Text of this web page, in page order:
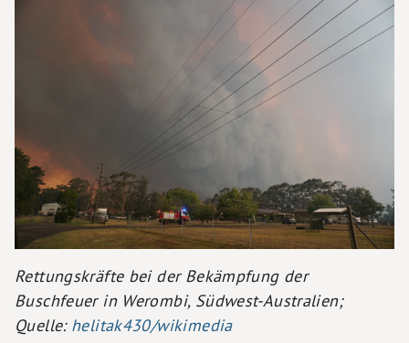
Rettungskräfte bei der Bekämpfung der
Buschfeuer in Werombi, Südwest-Australien;
Quelle: helitak430/wikimedia